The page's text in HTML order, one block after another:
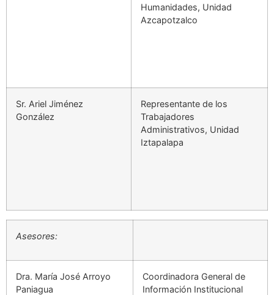
Humanidades, Unidad
Azcapotzalco
Sr. Ariel Jiménez
González
Representante de los
Trabajadores
Administrativos, Unidad
Iztapalapa
Asesores:
Dra. María José Arroyo
Paniagua
Coordinadora General de
Información Institucional